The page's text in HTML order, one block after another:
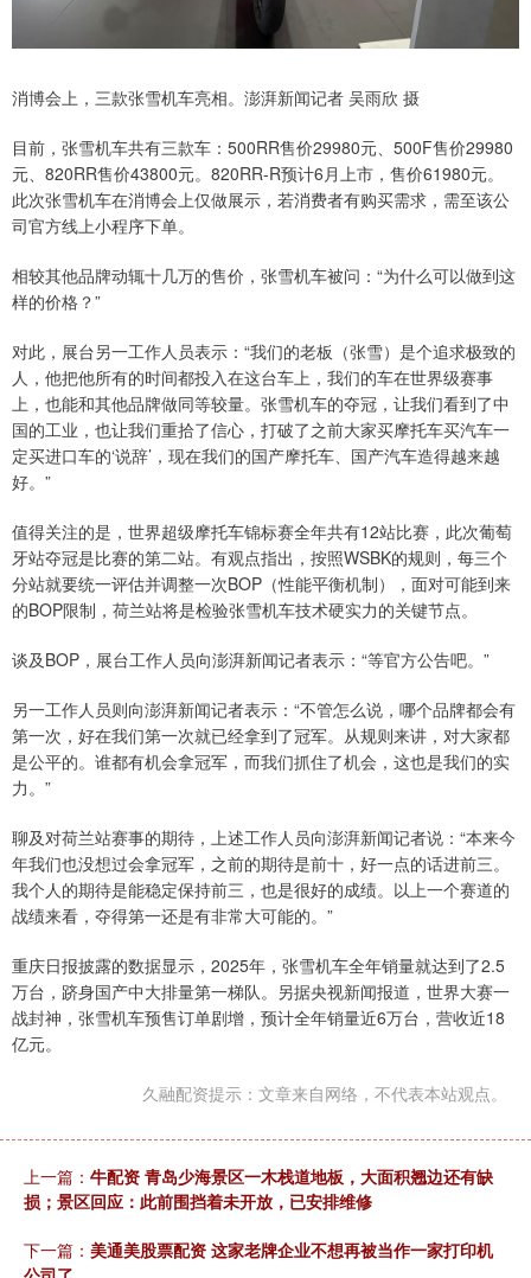
消博会上，三款张雪机车亮相。澎湃新闻记者 吴雨欣 摄
目前，张雪机车共有三款车：500RR售价29980元、500F售价29980
元、820RR售价43800元。820RR-R预计6月上市，售价61980元。
此次张雪机车在消博会上仅做展示，若消费者有购买需求，需至该公
司官方线上小程序下单。
相较其他品牌动辄十几万的售价，张雪机车被问：“为什么可以做到这
样的价格？”
对此，展台另一工作人员表示：“我们的老板（张雪）是个追求极致的
人，他把他所有的时间都投入在这台车上，我们的车在世界级赛事
上，也能和其他品牌做同等较量。张雪机车的夺冠，让我们看到了中
国的工业，也让我们重拾了信心，打破了之前大家买摩托车买汽车一
定买进口车的‘说辞’，现在我们的国产摩托车、国产汽车造得越来越
好。”
值得关注的是，世界超级摩托车锦标赛全年共有12站比赛，此次葡萄
牙站夺冠是比赛的第二站。有观点指出，按照WSBK的规则，每三个
分站就要统一评估并调整一次BOP（性能平衡机制），面对可能到来
的BOP限制，荷兰站将是检验张雪机车技术硬实力的关键节点。
谈及BOP，展台工作人员向澎湃新闻记者表示：“等官方公告吧。”
另一工作人员则向澎湃新闻记者表示：“不管怎么说，哪个品牌都会有
第一次，好在我们第一次就已经拿到了冠军。从规则来讲，对大家都
是公平的。谁都有机会拿冠军，而我们抓住了机会，这也是我们的实
力。”
聊及对荷兰站赛事的期待，上述工作人员向澎湃新闻记者说：“本来今
年我们也没想过会拿冠军，之前的期待是前十，好一点的话进前三。
我个人的期待是能稳定保持前三，也是很好的成绩。以上一个赛道的
战绩来看，夺得第一还是有非常大可能的。”
重庆日报披露的数据显示，2025年，张雪机车全年销量就达到了2.5
万台，跻身国产中大排量第一梯队。另据央视新闻报道，世界大赛一
战封神，张雪机车预售订单剧增，预计全年销量近6万台，营收近18
亿元。
久融配资提示：文章来自网络，不代表本站观点。
上一篇： 牛配资 青岛少海景区一木栈道地板，大面积翘边还有缺
损；景区回应：此前围挡着未开放，已安排维修
下一篇： 美通美股票配资 这家老牌企业不想再被当作一家打印机